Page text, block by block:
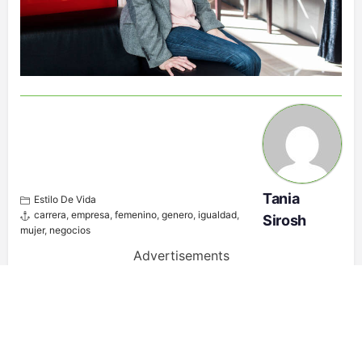
Estilo De Vida
carrera, empresa, femenino, genero, igualdad,
mujer, negocios
Tania
Sirosh
Advertisements